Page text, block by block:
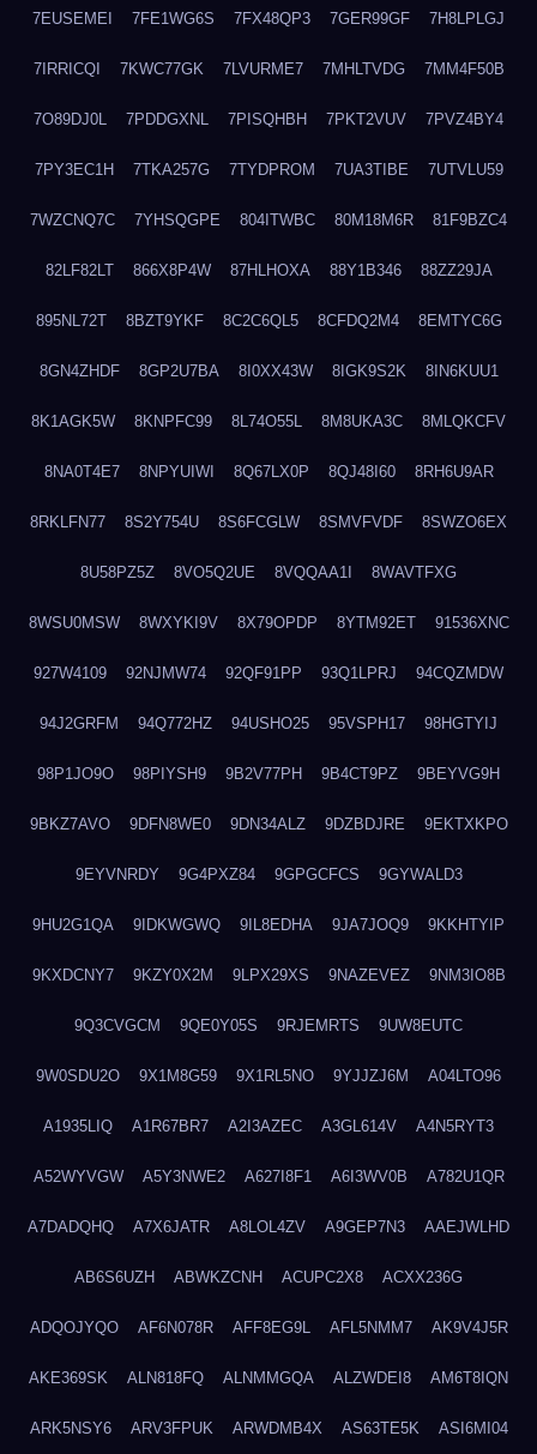
7EUSEMEI 7FE1WG6S 7FX48QP3 7GER99GF 7H8LPLGJ
7IRRICQI 7KWC77GK 7LVURME7 7MHLTVDG 7MM4F50B
7O89DJ0L 7PDDGXNL 7PISQHBH 7PKT2VUV 7PVZ4BY4
7PY3EC1H 7TKA257G 7TYDPROM 7UA3TIBE 7UTVLU59
7WZCNQ7C 7YHSQGPE 804ITWBC 80M18M6R 81F9BZC4
82LF82LT 866X8P4W 87HLHOXA 88Y1B346 88ZZ29JA
895NL72T 8BZT9YKF 8C2C6QL5 8CFDQ2M4 8EMTYC6G
8GN4ZHDF 8GP2U7BA 8I0XX43W 8IGK9S2K 8IN6KUU1
8K1AGK5W 8KNPFC99 8L74O55L 8M8UKA3C 8MLQKCFV
8NA0T4E7 8NPYUIWI 8Q67LX0P 8QJ48I60 8RH6U9AR
8RKLFN77 8S2Y754U 8S6FCGLW 8SMVFVDF 8SWZO6EX
8U58PZ5Z 8VO5Q2UE 8VQQAA1I 8WAVTFXG
8WSU0MSW 8WXYKI9V 8X79OPDP 8YTM92ET 91536XNC
927W4109 92NJMW74 92QF91PP 93Q1LPRJ 94CQZMDW
94J2GRFM 94Q772HZ 94USHO25 95VSPH17 98HGTYIJ
98P1JO9O 98PIYSH9 9B2V77PH 9B4CT9PZ 9BEYVG9H
9BKZ7AVO 9DFN8WE0 9DN34ALZ 9DZBDJRE 9EKTXKPO
9EYVNRDY 9G4PXZ84 9GPGCFCS 9GYWALD3
9HU2G1QA 9IDKWGWQ 9IL8EDHA 9JA7JOQ9 9KKHTYIP
9KXDCNY7 9KZY0X2M 9LPX29XS 9NAZEVEZ 9NM3IO8B
9Q3CVGCM 9QE0Y05S 9RJEMRTS 9UW8EUTC
9W0SDU2O 9X1M8G59 9X1RL5NO 9YJJZJ6M A04LTO96
A1935LIQ A1R67BR7 A2I3AZEC A3GL614V A4N5RYT3
A52WYVGW A5Y3NWE2 A627I8F1 A6I3WV0B A782U1QR
A7DADQHQ A7X6JATR A8LOL4ZV A9GEP7N3 AAEJWLHD
AB6S6UZH ABWKZCNH ACUPC2X8 ACXX236G
ADQOJYQO AF6N078R AFF8EG9L AFL5NMM7 AK9V4J5R
AKE369SK ALN818FQ ALNMMGQA ALZWDEI8 AM6T8IQN
ARK5NSY6 ARV3FPUK ARWDMB4X AS63TE5K ASI6MI04